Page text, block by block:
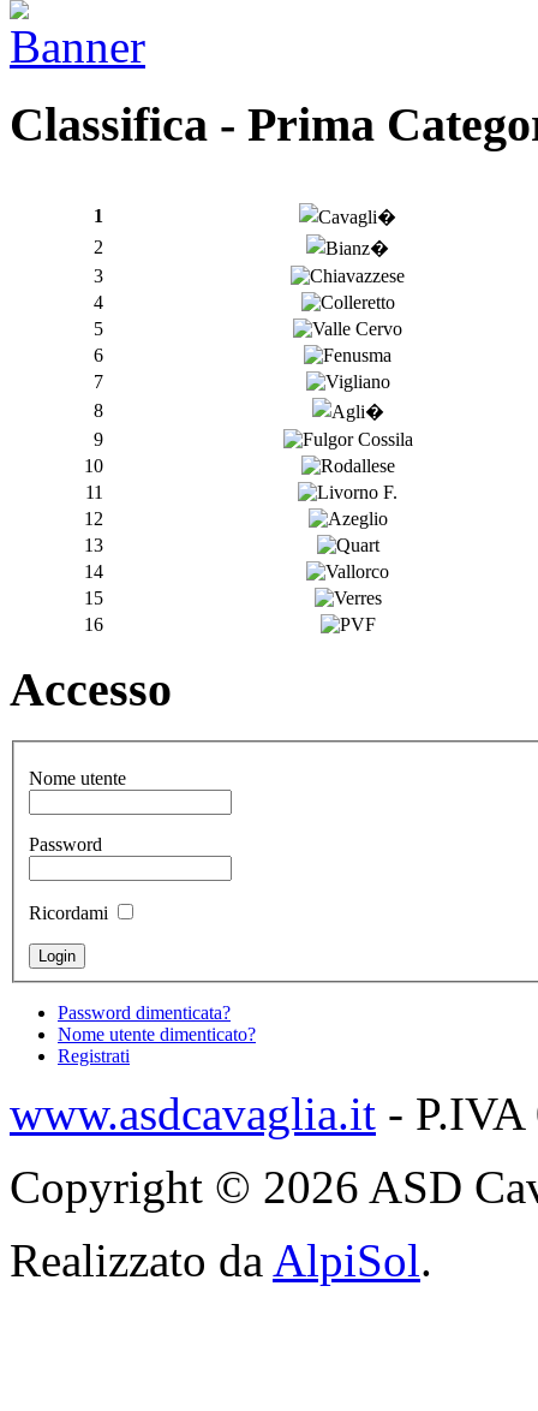
Classifica - Prima
1
2
3
4
5
6
7
8
9
10
11
12
13
14
15
16
Accesso
Nome utente
Password
Ricordami
Password dimenticata?
Nome utente dimenticato?
Registrati
www.asdcavaglia.it -
Copyright © 2026 ASD
Realizzato da AlpiSol.